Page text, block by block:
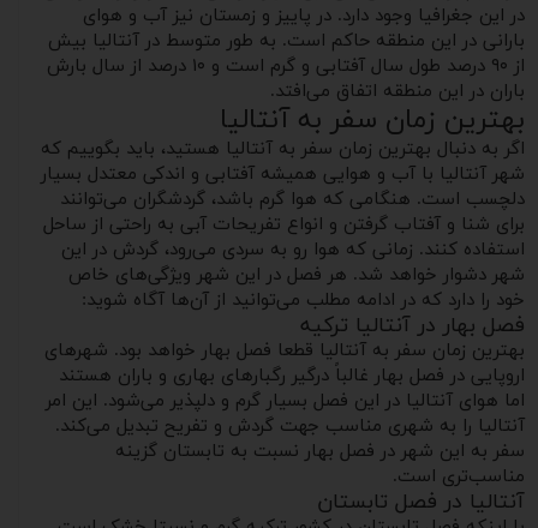
در این جغرافیا وجود دارد. در پاییز و زمستان نیز آب و هوای
بارانی در این منطقه حاکم است. به طور متوسط در آنتالیا بیش
از ۹۰ درصد طول سال آفتابی و گرم است و ۱۰ درصد از سال بارش
باران در این منطقه اتفاق می‌افتد.
بهترین زمان سفر به آنتالیا
اگر به دنبال بهترین زمان سفر به آنتالیا هستید، باید بگوییم که
شهر آنتالیا با آب و هوایی همیشه آفتابی و اندکی معتدل بسیار
دلچسب است. هنگامی که هوا گرم باشد، گردشگران می‌توانند
برای شنا و آفتاب گرفتن و انواع تفریحات آبی به راحتی از ساحل
استفاده کنند. زمانی که هوا رو به سردی می‌رود، گردش در این
شهر دشوار خواهد شد. هر فصل در این شهر ویژگی‌های خاص
خود را دارد که در ادامه مطلب می‌توانید از آن‌ها آگاه شوید:
فصل بهار در آنتالیا ترکیه
بهترین زمان سفر به آنتالیا قطعا فصل بهار خواهد بود. شهرهای
اروپایی در فصل بهار غالباً درگیر رگبار‌های بهاری و باران هستند
اما هوای آنتالیا در این فصل بسیار گرم و دلپذیر می‌شود. این امر
آنتالیا را به شهری مناسب جهت گردش و تفریح تبدیل می‌کند.
سفر به این شهر در فصل بهار نسبت به تابستان گزینه
مناسب‌تری است.
آنتالیا در فصل تابستان